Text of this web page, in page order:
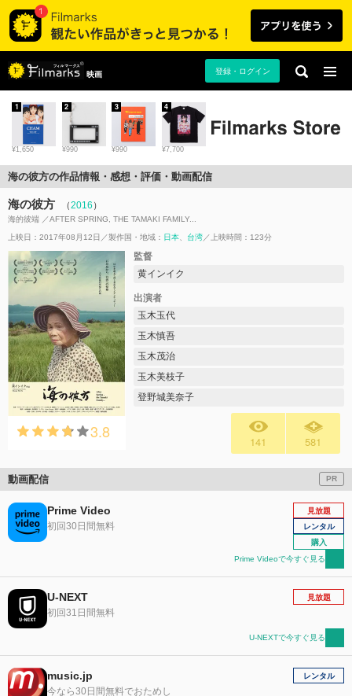
映画 登録・ログイン
¥1,650
1
¥990
2
¥990
3
¥7,700
4
海の彼方の作品情報・感想・評価・動画配信
海の彼方 （2016 ）
海的彼端 ／AFTER SPRING, THE TAMAKI FAMILY...
上映日：2017年08月12日 製作国・地域： 日本 台湾 上映時間：123分
3.8
監督
黄インイク
出演者
玉木玉代
玉木慎吾
玉木茂治
玉木美枝子
登野城美奈子
141 581
動画配信 PR
Prime Video
初回30日間無料
見放題
レンタル
購入
Prime Videoで今すぐ見る
U-NEXT
初回31日間無料
見放題
U-NEXTで今すぐ見る
music.jp
今なら30日間無料でおためし
レンタル